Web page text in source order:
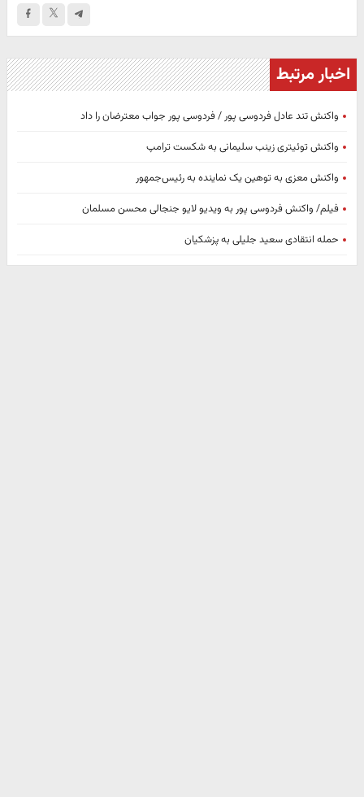
اخبار مرتبط
واکنش تند عادل فردوسی پور / فردوسی پور جواب معترضان را داد
واکنش توئیتری زینب سلیمانی به شکست ترامپ
واکنش معزی به توهین یک نماینده به رئیس‌جمهور
فیلم/ واکنش فردوسی پور به ویدیو لایو جنجالی محسن مسلمان
حمله انتقادی سعید جلیلی به پزشکیان